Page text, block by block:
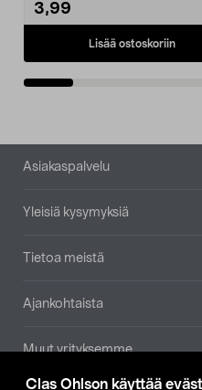
Clas Ohlson käyttää
3,99
Lisää ostoskoriin
Alatunniste
Asiakaspalvelu
Yleisiä kysymyksiä
Tietoa meistä
Ajankohtaista
Muut yrityksemme